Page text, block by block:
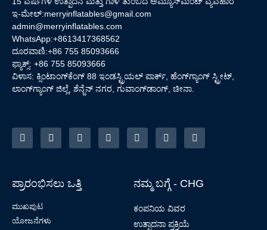
ಇ-ಮೇಲ್:merryinflatables@gmail.com
admin@merryinflatables.com
WhatsApp:+8613417368562
ದೂರವಾಣಿ:+86 755 85093666
ಫ್ಯಾಕ್ಸ್: +86 755 85093666
ವಿಳಾಸ: ಕ್ಸಿಂಟಾಂಗ್‌ಕೆಂಗ್ 88 ಇಂಡಸ್ಟ್ರಿಯಲ್ ಪಾರ್ಕ್, ಹೆಂಗ್‌ಗ್ಯಾಂಗ್ ಸ್ಟ್ರೀಟ್,
ಲಾಂಗ್‌ಗ್ಯಾಂಗ್ ಜಿಲ್ಲೆ, ಶೆನ್ಜೆನ್ ನಗರ, ಗುವಾಂಗ್‌ಡಾಂಗ್, ಚೀನಾ.
ಪ್ರಾರಂಭಿಸಲು ಒತ್ತಿ
ಮುಖಪುಟ
ಯೋಜನೆಗಳು
ನಮ್ಮ ಬಗ್ಗೆ - CHG
ಕಂಪನಿಯ ವಿವರ
ಉತ್ಪಾದನಾ ಪ್ರಕ್ರಿಯೆ